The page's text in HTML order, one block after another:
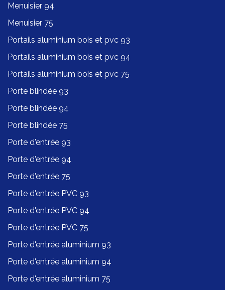
Menuisier 94
Menuisier 75
Portails aluminium bois et pvc 93
Portails aluminium bois et pvc 94
Portails aluminium bois et pvc 75
Porte blindée 93
Porte blindée 94
Porte blindée 75
Porte d'entrée 93
Porte d'entrée 94
Porte d'entrée 75
Porte d'entrée PVC 93
Porte d'entrée PVC 94
Porte d'entrée PVC 75
Porte d'entrée aluminium 93
Porte d'entrée aluminium 94
Porte d'entrée aluminium 75